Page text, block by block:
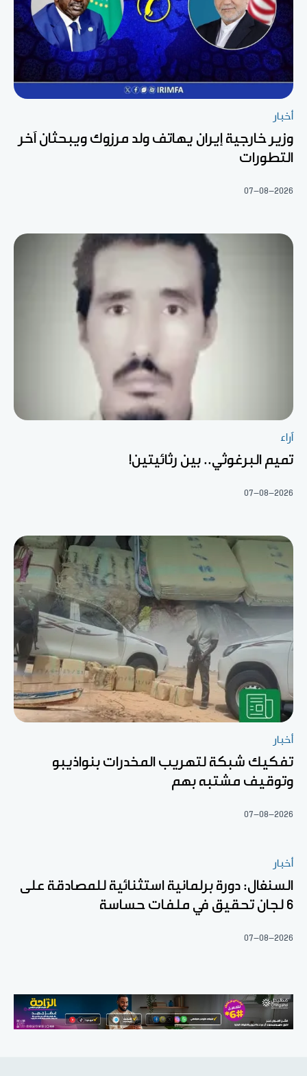
أخبار
وزير خارجية إيران يهاتف ولد مرزوك ويبحثان آخر
التطورات
07-08-2026
آراء
تميم البرغوثي.. بين رثائيتين!
07-08-2026
أخبار
تفكيك شبكة لتهريب المخدرات بنواذيبو
وتوقيف مشتبه بهم
07-08-2026
أخبار
السنغال: دورة برلمانية استثنائية للمصادقة على
6 لجان تحقيق في ملفات حساسة
07-08-2026